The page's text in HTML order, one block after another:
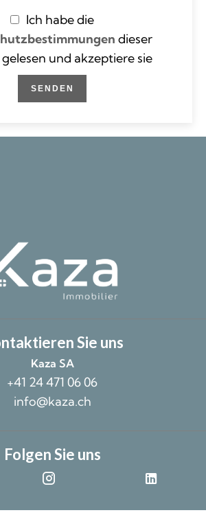
Ich habe die
dieser
und akzeptiere sie
SENDEN
Sie uns
Kaza SA
+41 24 471 06 06
info@kaza.ch
Folgen Sie uns